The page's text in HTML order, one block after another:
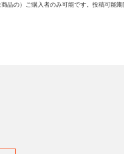
品の）ご購入者のみ可能です。投稿可能